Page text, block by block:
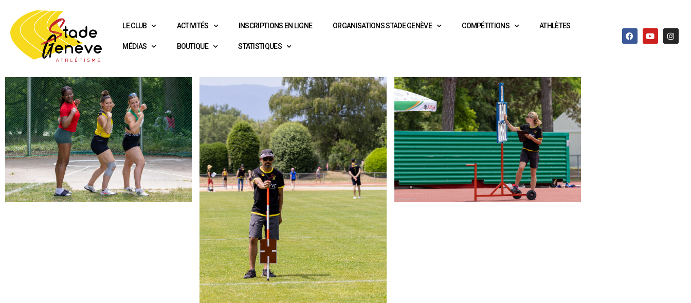
LE CLUB ACTIVITÉS INSCRIPTIONS EN LIGNE ORGANISATIONS STADE GENÈVE COMPÉTITIONS ATHLÈTES
MÉDIAS BOUTIQUE STATISTIQUES